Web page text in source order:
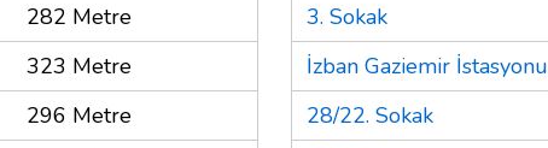
282 Metre
323 Metre
296 Metre
3. Sokak
İzban Gaziemir İstasyonu
28/22. Sokak